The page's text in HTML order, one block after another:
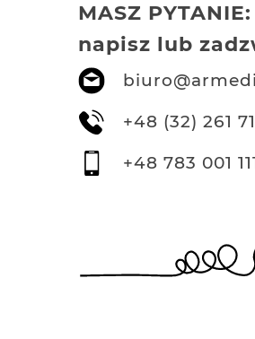
MASZ PYTANIE:
napisz lub
+48 (32) 261
+48 783 001